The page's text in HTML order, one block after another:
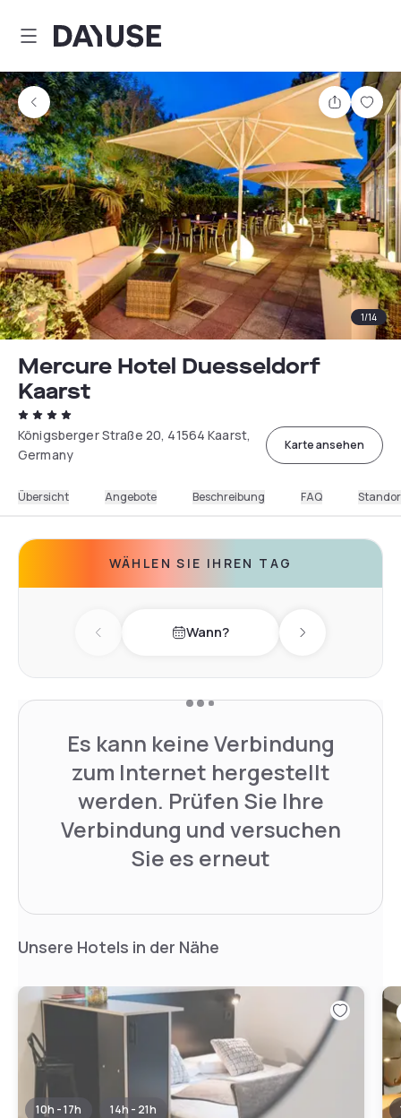
Dayuse
Teilen
1/14
Mercure Hotel Duesseldorf
Kaarst
Königsberger Straße 20, 41564 Kaarst,
Germany
Karte ansehen
Übersicht Angebote Beschreibung FAQ
WÄHLEN SIE IHREN TAG
Previous day Wann? Next day
Es kann keine Verbindung
zum Internet hergestellt
werden. Prüfen Sie Ihre
Verbindung und versuchen
Sie es erneut
Unsere Hotels in der Nähe
10h - 17h 14h - 21h